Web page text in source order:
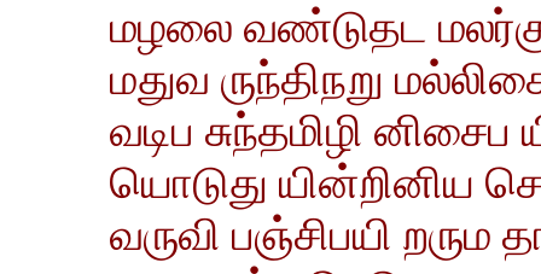
மழலை வண்டுதட மலர்கு
மதுவ ருந்திநறு
வடிப சுந்தமிழி
யொடுது யின்றினிய
வருவி பஞ்சிபயி றரும